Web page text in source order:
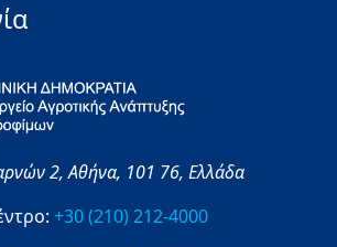
2,Αθήνα, 101 76, Ελλάδα
+30 (210) 212-4000